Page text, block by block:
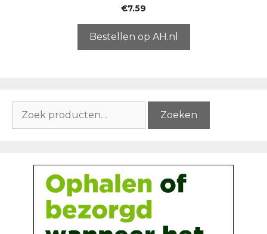
5
€7.59
Bestellen op AH.nl
naar:
Zoeken